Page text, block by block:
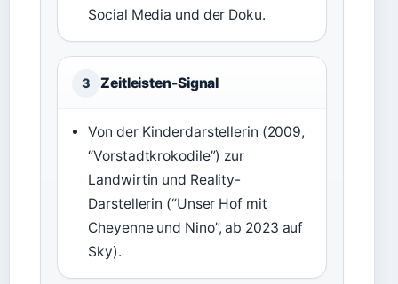
Social Media und der Doku.
3 Zeitleisten-Signal
Von der Kinderdarstellerin (2009,
“Vorstadtkrokodile”) zur
Landwirtin und Reality-
Darstellerin (“Unser Hof mit
Cheyenne und Nino”, ab 2023 auf
Sky).